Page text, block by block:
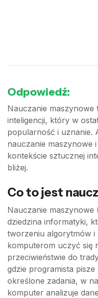
Odpowiedź:
Nauczanie
inteligencji, który w
popularność i uznanie.
nauczanie maszynowe
kontekście sztucznej
bliżej.
Co to jest
Nauczanie maszynowe
dziedzina informatyki,
tworzeniu algorytmów i
komputerom uczyć się
przeciwieństwie do
gdzie programista
określone zadania, w
komputer analizuje